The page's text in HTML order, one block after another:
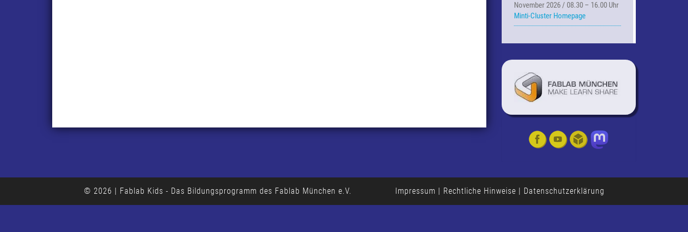
November 2026 / 08.30 – 16.00 Uhr
Minti-Cluster Homepage
© 2026 | Fablab Kids - Das Bildungsprogramm des Fablab München e.V. Impressum | Rechtliche Hinweise | Datenschutzerklärung